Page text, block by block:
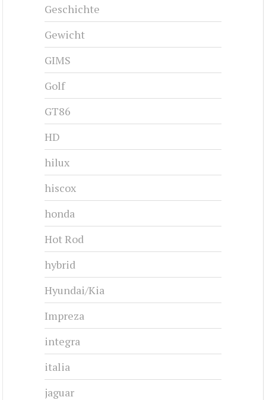
Geschichte
Gewicht
GIMS
Golf
GT86
HD
hilux
hiscox
honda
Hot Rod
hybrid
Hyundai/Kia
Impreza
integra
italia
jaguar